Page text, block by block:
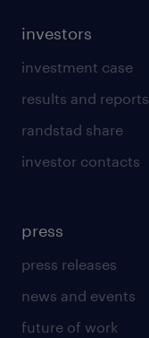
investors
investment case
results and reports
randstad share
investor contacts
press
press releases
news and events
future of work